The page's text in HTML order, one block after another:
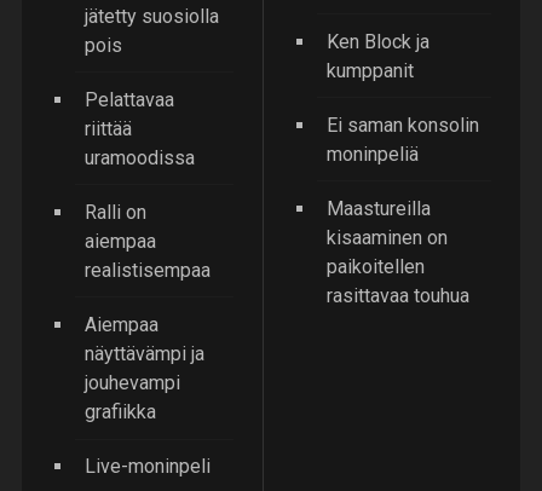
jätetty suosiolla
pois
Pelattavaa
riittää
uramoodissa
Ralli on
aiempaa
realistisempaa
Aiempaa
näyttävämpi ja
jouhevampi
grafiikka
Live-moninpeli
Ken Block ja
kumppanit
Ei saman konsolin
moninpeliä
Maastureilla
kisaaminen on
paikoitellen
rasittavaa touhua